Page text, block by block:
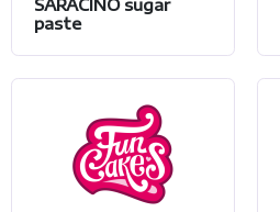
SARACINO sugar
paste